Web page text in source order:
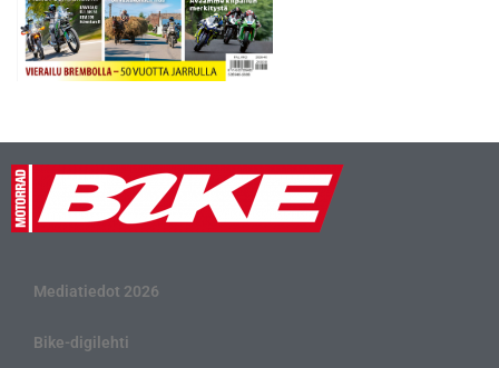
Mediatiedot 2026
Bike-digilehti